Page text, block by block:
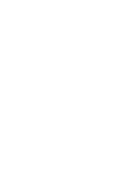
et produits,
de recevoir la newsletter
e-mail. Consultez les